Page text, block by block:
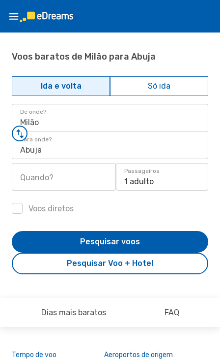
Voos baratos de Milão para Abuja
Ida e volta Só ida
De onde?
Milão
Para onde?
Abuja
Quando?
Passageiros
1 adulto
Voos diretos
Pesquisar Voo + Hotel
Pesquisar voos
Dias mais baratos FAQ
Tempo de voo Aeroportos de origem